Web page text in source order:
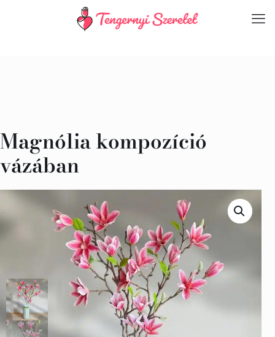
Magnólia kompozíció
vázában